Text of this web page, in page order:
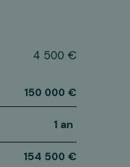
4 500 €
150 000 €
1 an
154 500 €